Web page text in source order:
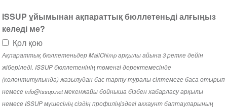
ISSUP ұйымынан ақпараттық бюллетеньді алғыңыз
келеді ме?
Қол қою
Ақпараттық бюллетеньдер MailChimp арқылы айына 3 ретке дейін
жіберіледі. ISSUP бюллетенінің төменгі деректемесінде
(колонтитулында) жазылудан бас тарту туралы сілтемеге баса отырып
немесе info@issup.net мекенжайы бойныша бізбен хабарласу арқылы
немесе ISSUP мүшесінің сіздің профиліңіздегі аккаунт баптауларының